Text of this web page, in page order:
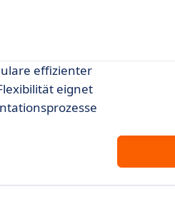
effizienter
eignet